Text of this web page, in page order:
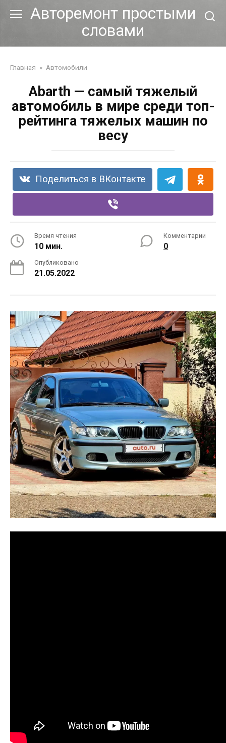
Авторемонт простыми
словами
Главная » Автомобили
Abarth — самый тяжелый
автомобиль в мире среди топ-
рейтинга тяжелых машин по
весу
Поделиться в ВКонтакте
Время чтения
10 мин.
Комментарии
0
Опубликовано
21.05.2022